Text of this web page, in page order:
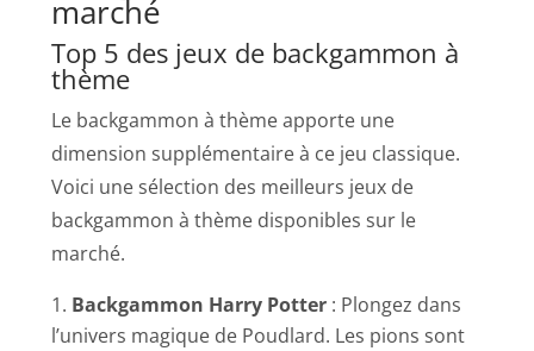
marché
Top 5 des jeux de backgammon à
thème
Le backgammon à thème apporte une
dimension supplémentaire à ce jeu classique.
Voici une sélection des meilleurs jeux de
backgammon à thème disponibles sur le
marché.
Backgammon Harry Potter : Plongez dans
l’univers magique de Poudlard. Les pions sont